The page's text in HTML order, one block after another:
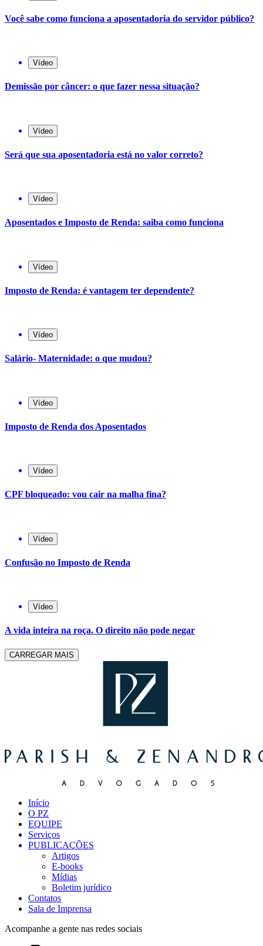
Você sabe como funciona a aposentadoria do servidor público?
Vídeo
Demissão por câncer: o que fazer nessa situação?
Vídeo
Será que sua aposentadoria está no valor correto?
Vídeo
Aposentados e Imposto de Renda: saiba como funciona
Vídeo
Imposto de Renda: é vantagem ter dependente?
Vídeo
Salário- Maternidade: o que mudou?
Vídeo
Imposto de Renda dos Aposentados
Vídeo
CPF bloqueado: vou cair na malha fina?
Vídeo
Confusão no Imposto de Renda
Vídeo
A vida inteira na roça. O direito não pode negar
CARREGAR MAIS
Início
O PZ
EQUIPE
Serviços
PUBLICAÇÕES
Artigos
E-books
Mídias
Boletim jurídico
Contatos
Sala de Imprensa
Acompanhe a gente nas redes sociais